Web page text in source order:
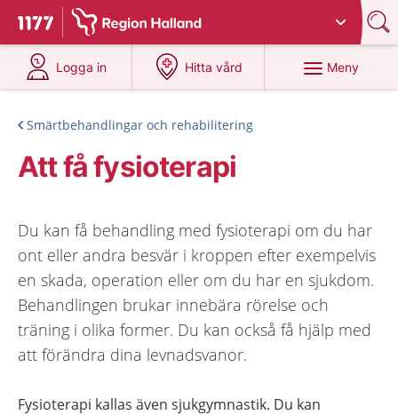
Till startsidan för 1177
Du har valt region Halland
Logga in
på 1177.se
Hitta vård
på 1177.se
Meny
Smärtbehandlingar och rehabilitering
Att få fysioterapi
Du kan få behandling med fysioterapi om du har
ont eller andra besvär i kroppen efter exempelvis
en skada, operation eller om du har en sjukdom.
Behandlingen brukar innebära rörelse och
träning i olika former. Du kan också få hjälp med
att förändra dina levnadsvanor.
Fysioterapi kallas även sjukgymnastik. Du kan